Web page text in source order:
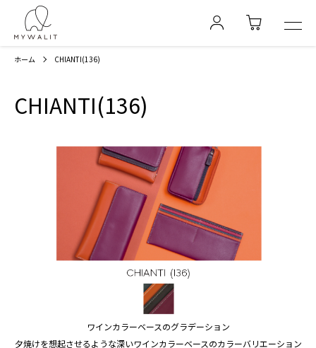
ホーム CHIANTI(136)
CHIANTI(136)
ワインカラーベースのグラデーション
夕焼けを想起させるような深いワインカラーベースのカラーバリエーション